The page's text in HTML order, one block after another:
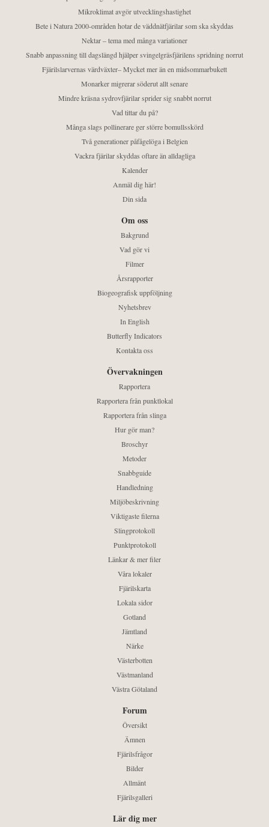
Mikroklimat avgör utvecklingshastighet
Bete i Natura 2000-områden hotar de väddnätfjärilar som ska skyddas
Nektar – tema med många variationer
Snabb anpassning till dagslängd hjälper svingelgräsfjärilens spridning norrut
Fjärilslarvernas värdväxter– Mycket mer än en midsommarbukett
Monarker migrerar söderut allt senare
Mindre kräsna sydrovfjärilar sprider sig snabbt norrut
Vad tittar du på?
Många slags pollinerare ger större bomullsskörd
Två generationer påfågelöga i Belgien
Vackra fjärilar skyddas oftare än alldagliga
Kalender
Anmäl dig här!
Din sida
Om oss
Bakgrund
Vad gör vi
Filmer
Årsrapporter
Biogeografisk uppföljning
Nyhetsbrev
In English
Butterfly Indicators
Kontakta oss
Övervakningen
Rapportera
Rapportera från punktlokal
Rapportera från slinga
Hur gör man?
Broschyr
Metoder
Snabbguide
Handledning
Miljöbeskrivning
Viktigaste filerna
Slingprotokoll
Punktprotokoll
Länkar & mer filer
Våra lokaler
Fjärilskarta
Lokala sidor
Gotland
Jämtland
Närke
Västerbotten
Västmanland
Västra Götaland
Forum
Översikt
Ämnen
Fjärilsfrågor
Bilder
Allmänt
Fjärilsgalleri
Lär dig mer